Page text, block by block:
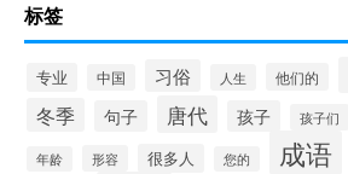
标签
专业 中国 习俗 人生 他们的
冬季 句子 唐代 孩子 孩子们
年龄 形容 很多人 您的 成语